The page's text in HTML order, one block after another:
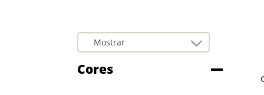
Cores